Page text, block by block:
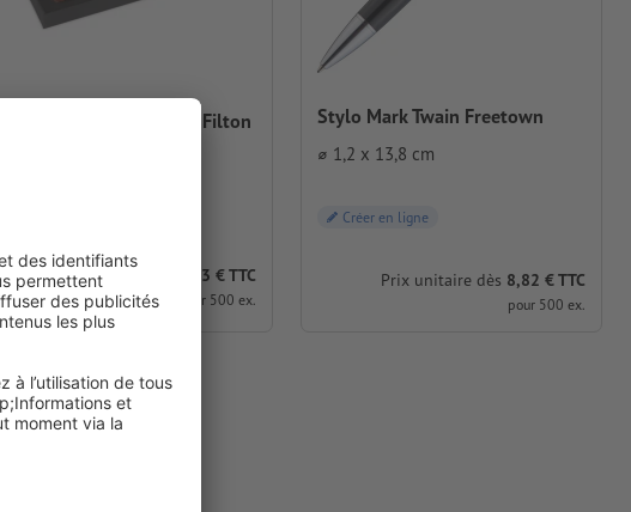
Set d’écriture Mark Twain Filton
Prix unitaire dès 16,93 € TTC
pour 500 ex.
Stylo Mark Twain Freetown
⌀ 1,2 x 13,8 cm
Créer en ligne
Prix unitaire dès 8,82 € TTC
pour 500 ex.